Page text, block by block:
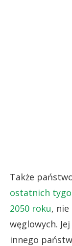
Także
ostatnich
2050 roku, nie
węglowych.
innego